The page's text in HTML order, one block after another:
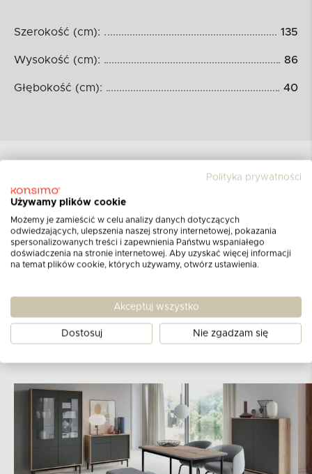
Szerokość (cm): 135
Wysokość (cm): 86
Głębokość (cm): 40
TERRA
Szafka nocna do sypialni retro
PLN 529
Polityka prywatności
Używamy plików cookie
Możemy je zamieścić w celu analizy danych dotyczących
odwiedzających, ulepszenia naszej strony internetowej, pokazania
spersonalizowanych treści i zapewnienia Państwu wspaniałego
doświadczenia na stronie internetowej. Aby uzyskać więcej informacji
na temat plików cookie, których używamy, otwórz ustawienia.
Akceptuj wszystko
Dostosuj Nie zgadzam się